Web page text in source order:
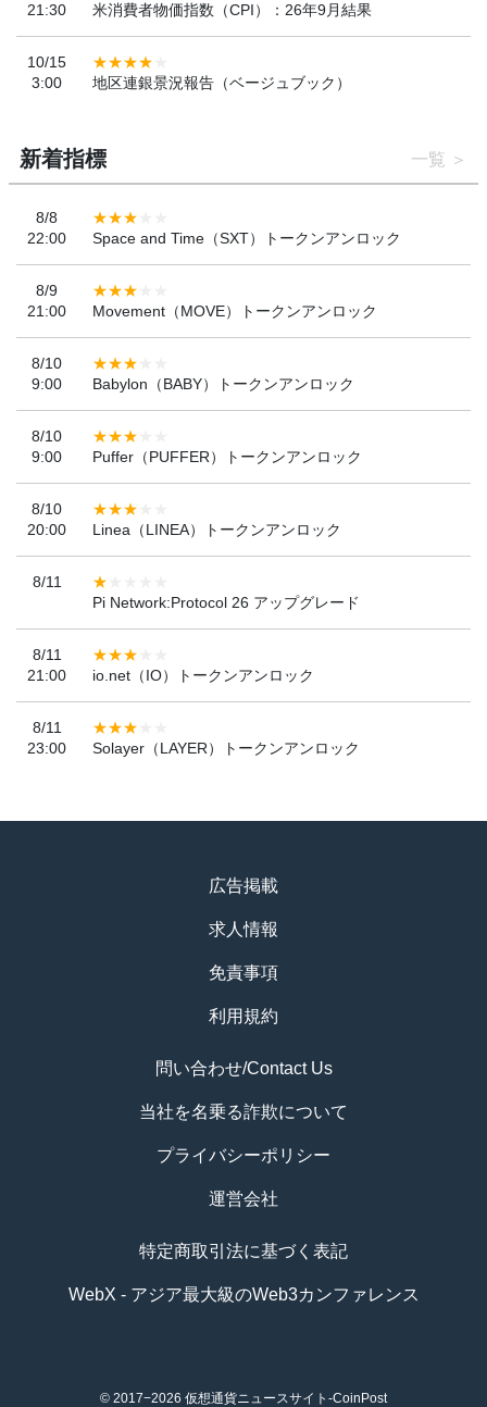
21:30
米消費者物価指数（CPI）：26年9月結果
10/15
3:00
地区連銀景況報告（ベージュブック）
新着指標 一覧
8/8
22:00
Space and Time（SXT）トークンアンロック
8/9
21:00
Movement（MOVE）トークンアンロック
8/10
9:00
Babylon（BABY）トークンアンロック
8/10
9:00
Puffer（PUFFER）トークンアンロック
8/10
20:00
Linea（LINEA）トークンアンロック
8/11
Pi Network:Protocol 26 アップグレード
8/11
21:00
io.net（IO）トークンアンロック
8/11
23:00
Solayer（LAYER）トークンアンロック
広告掲載
求人情報
免責事項
利用規約
問い合わせ/Contact Us
当社を名乗る詐欺について
プライバシーポリシー
運営会社
特定商取引法に基づく表記
WebX - アジア最大級のWeb3カンファレンス
© 2017−2026 仮想通貨ニュースサイト-CoinPost